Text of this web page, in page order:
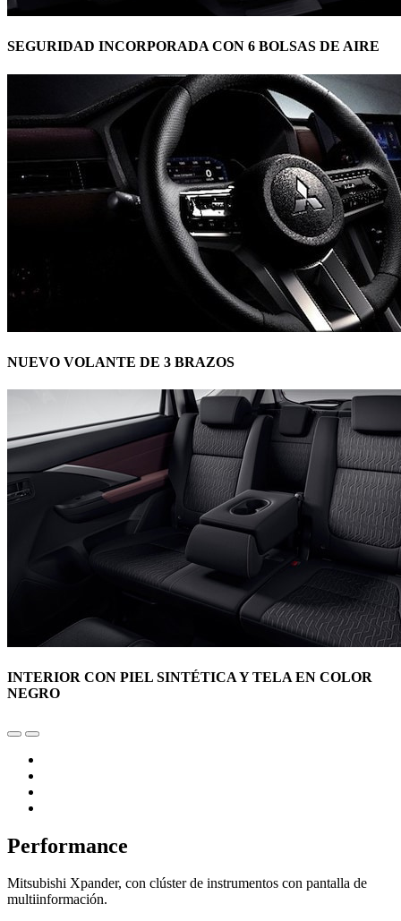
SEGURIDAD INCORPORADA CON 6 BOLSAS DE AIRE
NUEVO VOLANTE DE 3 BRAZOS
INTERIOR CON PIEL SINTÉTICA Y TELA EN COLOR
NEGRO
Performance
Mitsubishi Xpander, con clúster de instrumentos con pantalla de
multiinformación.